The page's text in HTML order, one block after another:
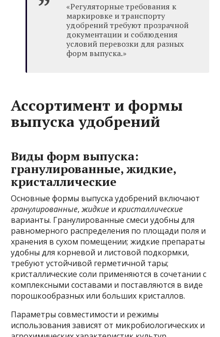
«Регуляторные требования к
маркировке и транспорту
удобрений требуют прозрачной
документации и соблюдения
условий перевозки для разных
форм выпуска.»
Ассортимент и формы
выпуска удобрений
Виды форм выпуска:
гранулированные, жидкие,
кристаллические
Основные формы выпуска удобрений включают
гранулированные,жидкие икристаллические
варианты. Гранулированные смеси удобны для
равномерного распределения по площади поля и
хранения в сухом помещении; жидкие препараты
удобны для корневой и листовой подкормки,
требуют устойчивой герметичной тары;
кристаллические соли применяются в сочетании с
комплексными составами и поставляются в виде
порошкообразных или больших кристаллов.
Параметры совместимости и режимы
использования зависят от микробиологических и